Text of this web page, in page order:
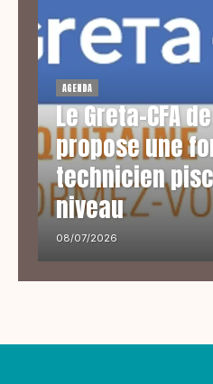
AGENDA
Le Greta-CFA
propose une
technicien
niveau
08/07/2026